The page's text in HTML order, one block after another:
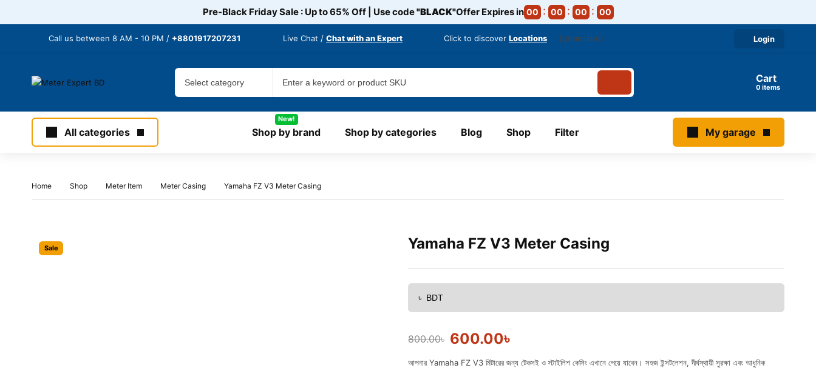
Pre-Black Friday Sale : Up to 65% Off | Use code"BLACK"Offer Expires in 00 00 00 00
Call us between 8 AM - 10 PM / +8801917207231 Live Chat / Chat with an Expert Click to discover Locations [gtranslate] Login
Cart
items
All categories Shop by brand
New!
Shop by categories Blog Shop Filter My garage
Home Shop Meter Item Meter Casing Yamaha FZ V3 Meter Casing
Sale Yamaha FZ V3 Meter Casing
800.00৳ 600.00৳
আপনার Yamaha FZ V3 মিটারের জন্য টেকসই ও স্টাইলিশ কেসিং এখানে পেয়ে যাবেন। সহজ ইন্সটলেশন, দীর্ঘস্থায়ী সুরক্ষা এবং আধুনিক